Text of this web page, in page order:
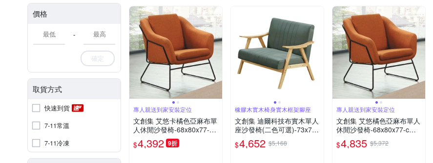
價格
-
確定
取貨方式
快速到貨
7-11常溫
7-11冷凍
專人親送到家安裝定位
文創集 艾悠卡橘色亞麻布單
人休閒沙發椅-68x80x77-c
m免組
$4,392 9折
橡膠木實木椅身實木框架腳座
文創集 迪爾科技布實木單人
座沙發椅(二色可選)-73x73x
87cm免組
$4,652 $5,168
專人親送到家安裝定位
文創集 艾悠橘色亞麻布單人
休閒沙發椅-68x80x77-cm
免組
$4,835 $5,372